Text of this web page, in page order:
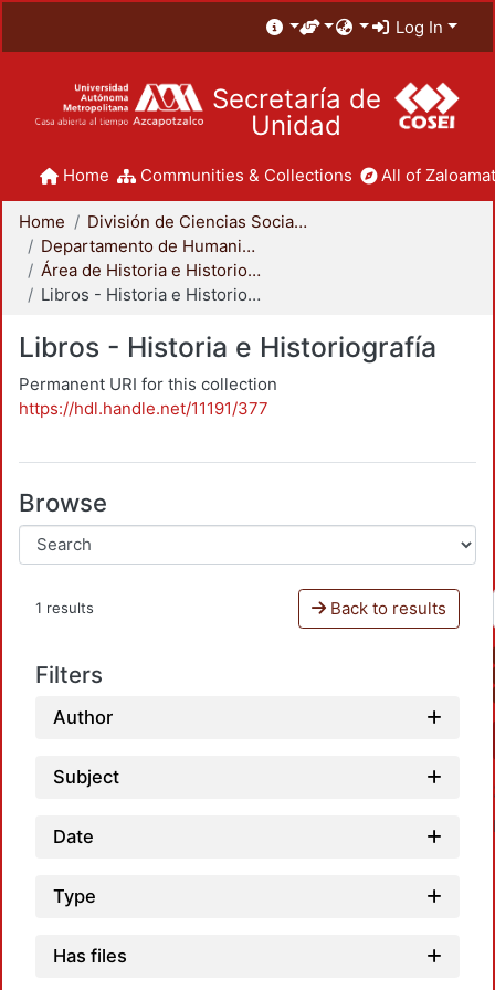
Log In
Secretaría de
Unidad
Home Communities & Collections All of
Home
División de Ciencias Sociales y Humanidades
Departamento de Humanidades
Área de Historia e Historiografía
Libros - Historia e Historiografía
Libros - Historia e Historiografía
Permanent URI for this collection
https://hdl.handle.net/11191/377
Browse
1 results Back to results
Filters
Author
Subject
Date
Type
Has files